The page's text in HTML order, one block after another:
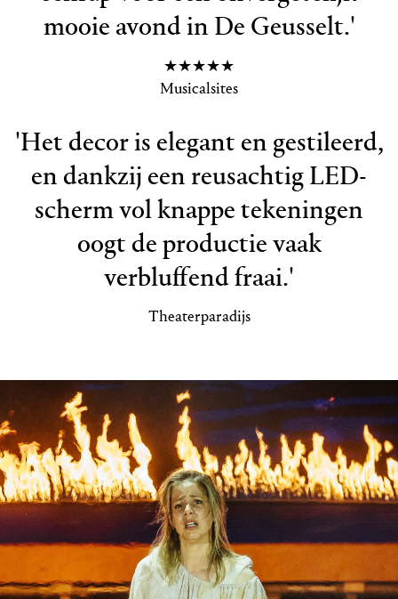
mooie avond in De Geusselt.'
★★★★★
Musicalsites
'Het decor is elegant en gestileerd,
en dankzij een reusachtig LED-
scherm vol knappe tekeningen
oogt de productie vaak
verbluffend fraai.'
Theaterparadijs